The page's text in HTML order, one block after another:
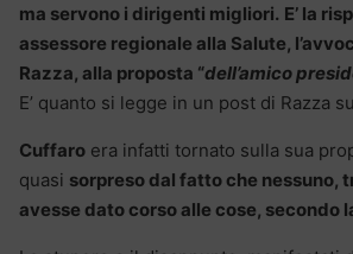
ma servono i dirigenti migliori. E’ la
assessore regionale alla Salute,
Razza, alla proposta “dell’amico
E’ quanto si legge in un post di Razza
Cuffaro era infatti tornato sulla sua
quasi sorpreso dal fatto che nessuno,
avesse dato corso alle cose, secondo